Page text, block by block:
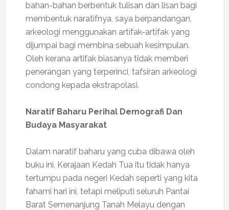
bahan-bahan berbentuk tulisan dan lisan bagi
membentuk naratifnya, saya berpandangan,
arkeologi menggunakan artifak-artifak yang
dijumpai bagi membina sebuah kesimpulan.
Oleh kerana artifak biasanya tidak memberi
penerangan yang terperinci, tafsiran arkeologi
condong kepada ekstrapolasi.
Naratif Baharu Perihal Demografi Dan
Budaya Masyarakat
Dalam naratif baharu yang cuba dibawa oleh
buku ini, Kerajaan Kedah Tua itu tidak hanya
tertumpu pada negeri Kedah seperti yang kita
fahami hari ini, tetapi meliputi seluruh Pantai
Barat Semenanjung Tanah Melayu dengan